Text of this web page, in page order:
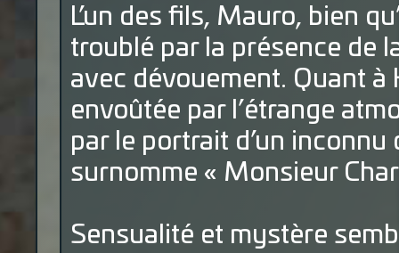
L’un des fils, Mauro, bien
troublé par la présence de
avec dévouement. Quant à
envoûtée par l’étrange
par le portrait d’un inconnu
surnomme « Monsieur
Sensualité et mystère